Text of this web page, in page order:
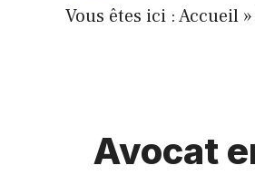
Vous êtes ici :Accueil »
Avocat